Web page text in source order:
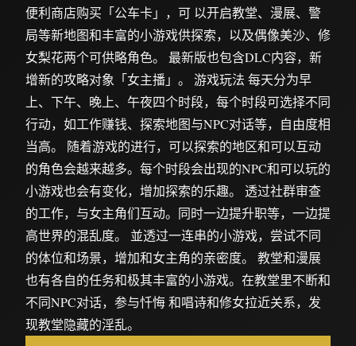
便利商店购买「公车卡」，可 以开启教堂、漫展、警
局等新地图和丰富的小游戏供探索，以及偶像美沙、修
女梨花两个可供略角色。 最新版也包含DLC内容，新
增新的攻略对象「女主播」。 游戏玩法 每天分为早
上、下午、晚上、午夜四个时段，每个时段可选择不同
行动，如工作赚钱、探索地图与NPC对话等，自由度相
当高。 随着游戏的进行，可以探索的地区和可以互动
的角色会越来越多。每个时段会出现的NPC和可以玩的
小游戏也会有变化，增加探索的乐趣。 透过社群审查
的工作，与女主角们互动。同时一边提升职等，一边提
高世界的混乱度。 並透过一连串的小游戏，尝试不同
的体位和场景，增加和女主角的亲密度。 教堂和漫展
也有各自的任务和极其丰富的小游戏。在教堂里不断和
不同NPC对话，参与忏悔 和唱诗和修女拉近关系，发
现教堂隐藏的淫乱。